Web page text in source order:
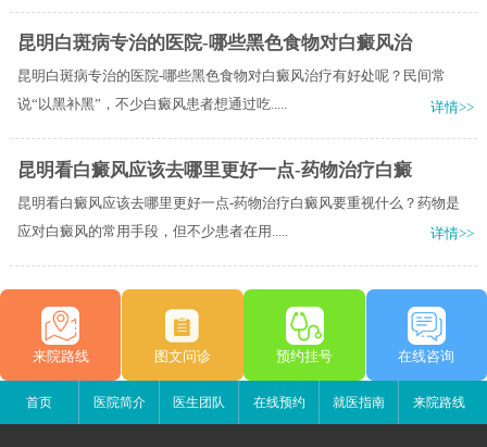
昆明白斑病专治的医院-哪些黑色食物对白癜风治
昆明白斑病专治的医院-哪些黑色食物对白癜风治疗有好处呢？民间常
说“以黑补黑”，不少白癜风患者想通过吃.....
详情>>
昆明看白癜风应该去哪里更好一点-药物治疗白癜
昆明看白癜风应该去哪里更好一点-药物治疗白癜风要重视什么？药物是
应对白癜风的常用手段，但不少患者在用.....
详情>>
来院路线 图文问诊 预约挂号 在线咨询
首页 医院简介 医生团队 在线预约 就医指南 来院路线